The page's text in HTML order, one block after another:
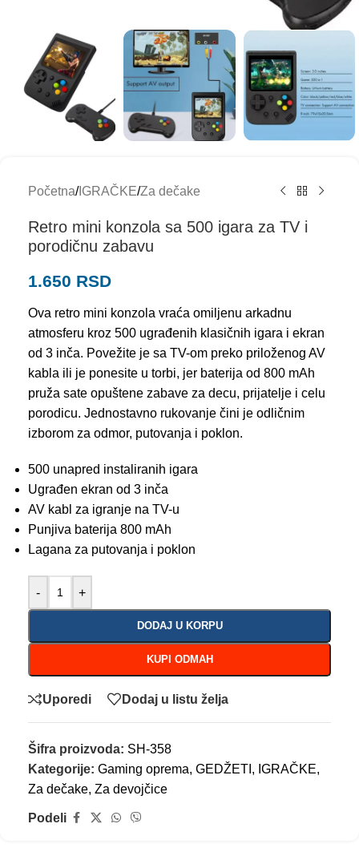
Početna/IGRAČKE/Za dečake
Retro mini konzola sa 500 igara za TV i
porodičnu zabavu
1.650 RSD
Ova retro mini konzola vraća omiljenu arkadnu
atmosferu kroz 500 ugrađenih klasičnih igara i ekran
od 3 inča. Povežite je sa TV-om preko priloženog AV
kabla ili je ponesite u torbi, jer baterija od 800 mAh
pruža sate opuštene zabave za decu, prijatelje i celu
porodicu. Jednostavno rukovanje čini je odličnim
izborom za odmor, putovanja i poklon.
500 unapred instaliranih igara
Ugrađen ekran od 3 inča
AV kabl za igranje na TV-u
Punjiva baterija 800 mAh
Lagana za putovanja i poklon
- +
DODAJ U KORPU
KUPI ODMAH
Uporedi Dodaj u listu želja
Šifra proizvoda: SH-358
Kategorije: Gaming oprema, GEDŽETI , IGRAČKE,
Za dečake, Za devojčice
Podeli